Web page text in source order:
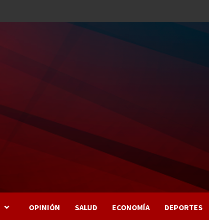
OPINIÓN SALUD ECONOMÍA DEPORTES